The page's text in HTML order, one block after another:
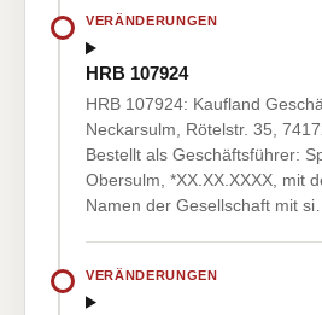
VERÄNDERUNGEN
HRB 107924
HRB 107924: Kaufland
Neckarsulm, Rötelstr. 35,
Bestellt als Geschäftsführer:
Obersulm, *XX.XX.XXXX, mit
Namen der Gesellschaft mit
VERÄNDERUNGEN